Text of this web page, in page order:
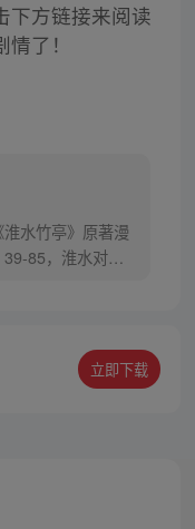
下方链接来阅读
了！
淮水竹亭》原著漫
85，淮水对应
立即下载